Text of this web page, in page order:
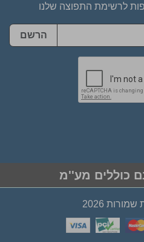
לרשימת התפוצה שלנו
הרשם
כוללים מע''מ
2026